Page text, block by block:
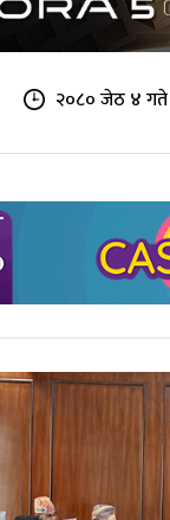
२०८० जेठ ४